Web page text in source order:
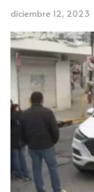
diciembre 12, 2023